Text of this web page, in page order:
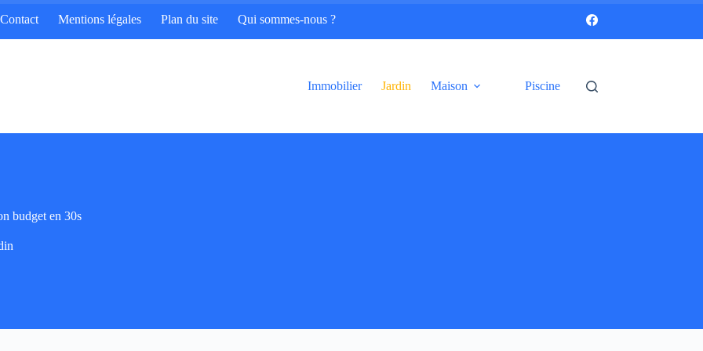
Contact Mentions légales Plan du site Qui sommes-nous ?
Immobilier Jardin Maison Piscine
budget en 30s